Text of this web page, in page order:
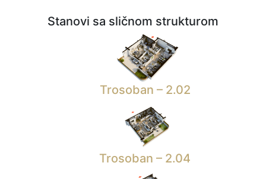
Stanovi sa sličnom strukturom
Trosoban – 2.02
Trosoban – 2.04